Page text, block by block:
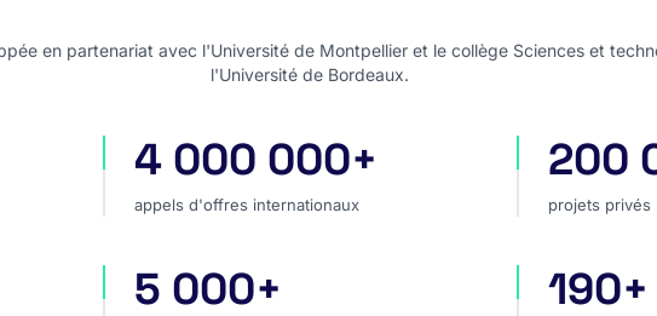
en partenariat avec l'Université de Montpellier et le collège Sciences et
l'Université de Bordeaux.
appels d'offres internationaux
4 000 000+
appels d'offres internationaux
projets
200
projets privés
sources dans le monde
5 000+ pays
190+